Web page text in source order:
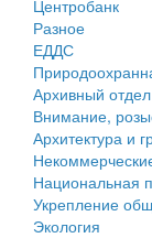
Сельские
Центробанк
Разное
ЕДДС
Архивный отдел
Внимание,
Архитектура и
Национальная
Укрепление
Экология